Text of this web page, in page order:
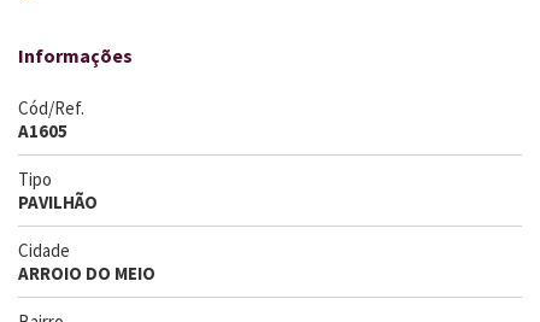
Informações
Cód/Ref.
A1605
Tipo
PAVILHÃO
Cidade
ARROIO DO MEIO